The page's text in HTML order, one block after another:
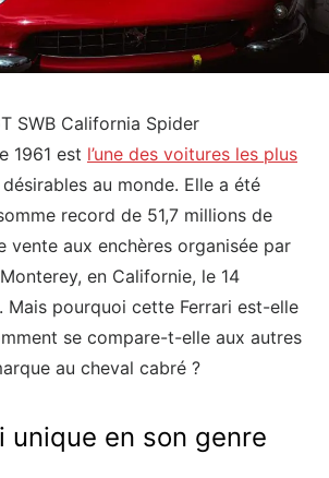
SWB California Spider
1961 est l’une des voitures les plus
au monde. Elle a été
record de 51,7 millions de
vente aux enchères organisée par
en Californie, le 14
Mais pourquoi cette Ferrari est-elle
se compare-t-elle aux autres
au cheval cabré ?
unique en son genre